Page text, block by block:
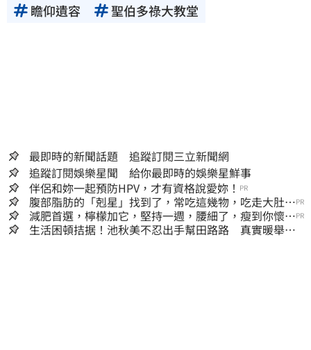
瞻仰遺容
聖伯多祿大教堂
最即時的新聞話題 追蹤訂閱三立新聞網
追蹤訂閱娛樂星聞 給你最即時的娛樂星鮮事
伴侶和妳一起預防HPV，才有資格說愛妳！ PR
腹部脂肪的「剋星」找到了，常吃這幾物，吃走大肚
囊，瘦出小蠻腰
PR
減肥首選，檸檬加它，堅持一週，腰細了，瘦到你懷疑
人生
PR
生活困頓拮据！池秋美不忍出手幫田路路 真實暖舉曝